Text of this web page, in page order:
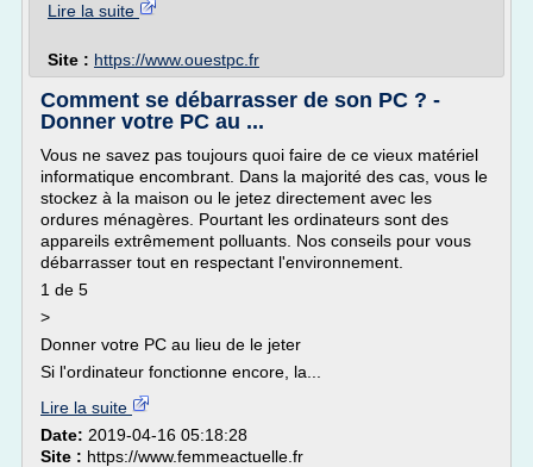
Lire la suite
Site : https://www.ouestpc.fr
Comment se débarrasser de son PC ? -
Donner votre PC au ...
Vous ne savez pas toujours quoi faire de ce vieux matériel
informatique encombrant. Dans la majorité des cas, vous le
stockez à la maison ou le jetez directement avec les
ordures ménagères. Pourtant les ordinateurs sont des
appareils extrêmement polluants. Nos conseils pour vous
débarrasser tout en respectant l'environnement.
1 de 5
>
Donner votre PC au lieu de le jeter
Si l'ordinateur fonctionne encore, la...
Lire la suite
Date: 2019-04-16 05:18:28
Site : https://www.femmeactuelle.fr